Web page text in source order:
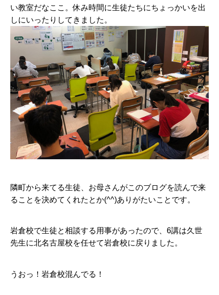
い教室だなここ。休み時間に生徒たちにちょっかいを出
しにいったりしてきました。
隣町から来てる生徒、お母さんがこのブログを読んで来
ることを決めてくれたとか(^^)ありがたいことです。
岩倉校で生徒と相談する用事があったので、6講は久世
先生に北名古屋校を任せて岩倉校に戻りました。
うおっ！岩倉校混んでる！